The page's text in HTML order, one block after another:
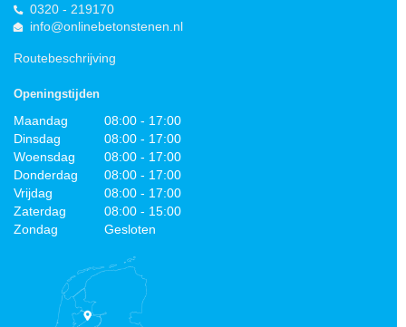
0320 - 219170
info@onlinebetonstenen.nl
Routebeschrijving
Openingstijden
Maandag
08:00 - 17:00
Dinsdag
08:00 - 17:00
Woensdag
08:00 - 17:00
Donderdag
08:00 - 17:00
Vrijdag
08:00 - 17:00
Zaterdag
08:00 - 15:00
Zondag
Gesloten